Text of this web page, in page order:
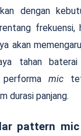
dengan
frekuensi,
akan
tahan
mic
durasi panjang.
pattern